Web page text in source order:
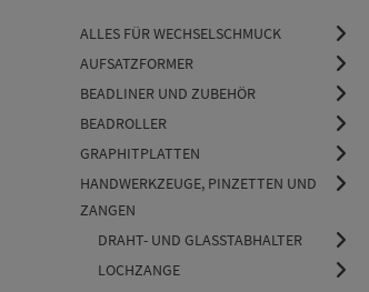
ALLES FÜR WECHSELSCHMUCK
AUFSATZFORMER
BEADLINER UND ZUBEHÖR
BEADROLLER
GRAPHITPLATTEN
HANDWERKZEUGE, PINZETTEN UND
ZANGEN
DRAHT- UND GLASSTABHALTER
LOCHZANGE